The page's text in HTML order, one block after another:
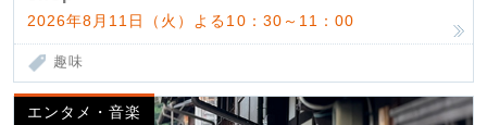
2026年8月11日（火）よる10：30～11：00
趣味
エンタメ・音楽